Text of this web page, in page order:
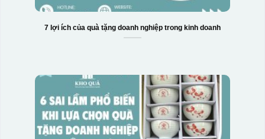
7 lợi ích của quà tặng doanh nghiệp trong kinh doanh